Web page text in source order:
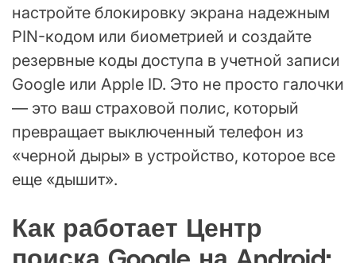
настройте блокировку экрана надежным
PIN-кодом или биометрией и создайте
резервные коды доступа в учетной записи
Google или Apple ID. Это не просто галочки
— это ваш страховой полис, который
превращает выключенный телефон из
«черной дыры» в устройство, которое все
еще «дышит».
Как работает Центр